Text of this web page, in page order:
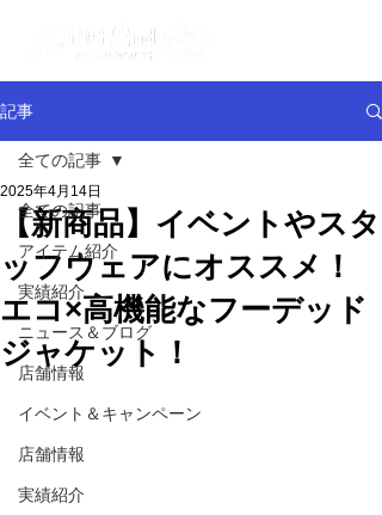
記事
全ての記事
アイテム紹介
実績紹介
ニュース＆ブログ
店舗情報
イベント＆キャンペーン
店舗情報
実績紹介
全ての記事
【新商品】イベントやスタ
ッフウェアにオススメ！
エコ×高機能なフーデッド
ジャケット！
2025年4月14日